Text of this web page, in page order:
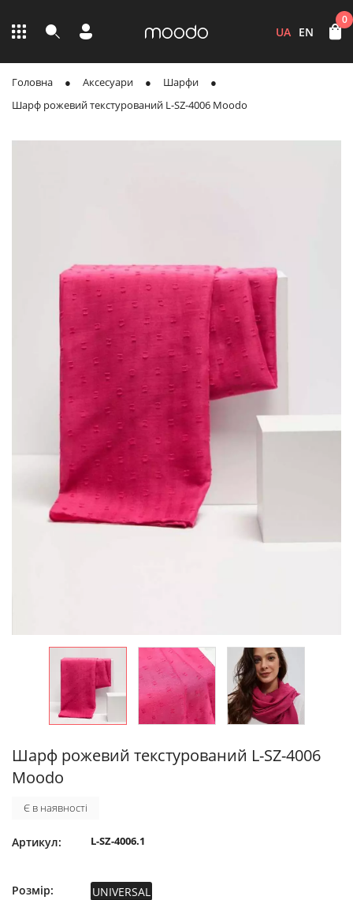
UA EN
0
Головна Аксесуари
Шарфи
Шарф рожевий текстурований L-SZ-4006 Moodo
Шарф рожевий текстурований L-SZ-4006
Moodo
Є в наявності
Артикул: L-SZ-4006.1
Розмір: UNIVERSAL